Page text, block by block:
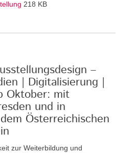
218 KB
–
| Digitalisierung |
Oktober: mit
und in
Österreichischen
zur Weiterbildung und